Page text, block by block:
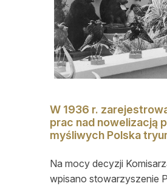
W 1936 r.
prac nad nowelizacją
myśliwych Polska
Na mocy decyzji
wpisano stowarzyszenie